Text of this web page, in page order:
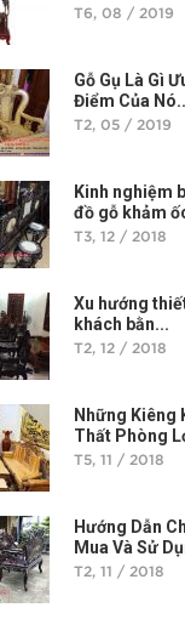
T6, 08 / 2019
Gỗ Gụ Là Gì
Điểm Của
T2, 05 / 2019
Kinh nghiệm
đồ gỗ khảm
T3, 12 / 2018
Xu hướng
khách bằn...
T2, 12 / 2018
Những Kiêng
Thất Phòng
T5, 11 / 2018
Hướng Dẫn
Mua Và Sử
T2, 11 / 2018